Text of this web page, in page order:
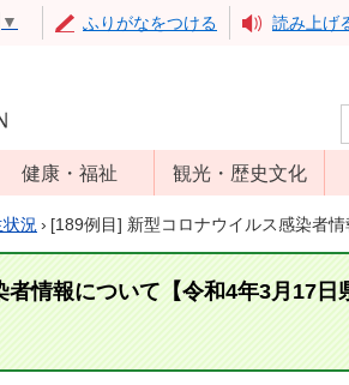
▼ ふりがなをつける 読み上げ
健康・福祉
児童福祉
高齢者福祉
介護保険
保健・医療
観光・歴史文化
観光
アップルミュー
ジアム
況 › [189例目] 新型コロナウイルス感染者
情報について【令和4年3月17日